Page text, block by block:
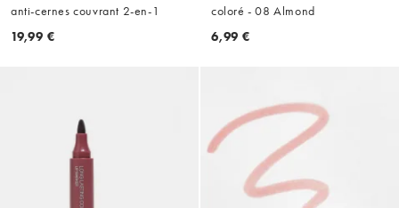
anti-cernes couvrant 2-en-1
19,99 €
coloré - 08 Almond
6,99 €